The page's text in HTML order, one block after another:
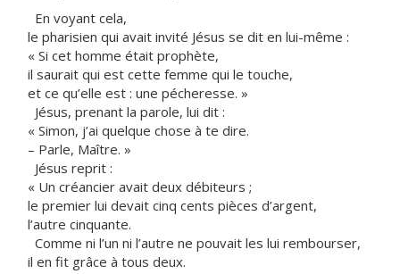
En voyant cela,
le pharisien qui avait invité Jésus se dit en lui-même :
« Si cet homme était prophète,
il saurait qui est cette femme qui le touche,
et ce qu’elle est : une pécheresse. »
Jésus, prenant la parole, lui dit :
« Simon, j’ai quelque chose à te dire.
– Parle, Maître. »
Jésus reprit :
« Un créancier avait deux débiteurs ;
le premier lui devait cinq cents pièces d’argent,
l’autre cinquante.
Comme ni l’un ni l’autre ne pouvait les lui rembourser,
il en fit grâce à tous deux.